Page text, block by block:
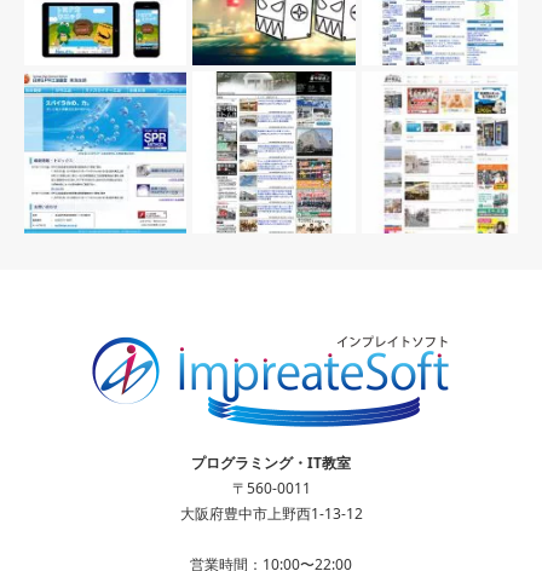
プログラミング・IT教室
〒560-0011
大阪府豊中市上野西1-13-12
営業時間：10:00〜22:00